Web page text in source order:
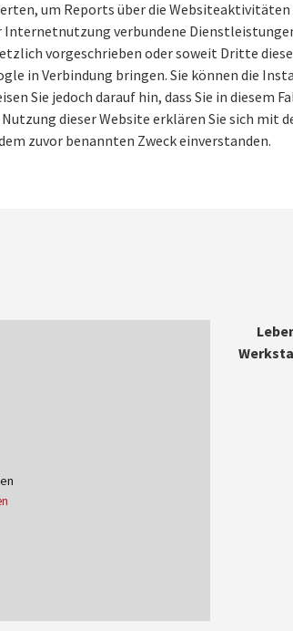
um Reports über die
verbundene
vorgeschrieben oder soweit Dritte
in Verbindung bringen. Sie können die
Sie jedoch darauf hin, dass Sie in diesem
dieser Website erklären Sie sich mit
zuvor benannten Zweck einverstanden.